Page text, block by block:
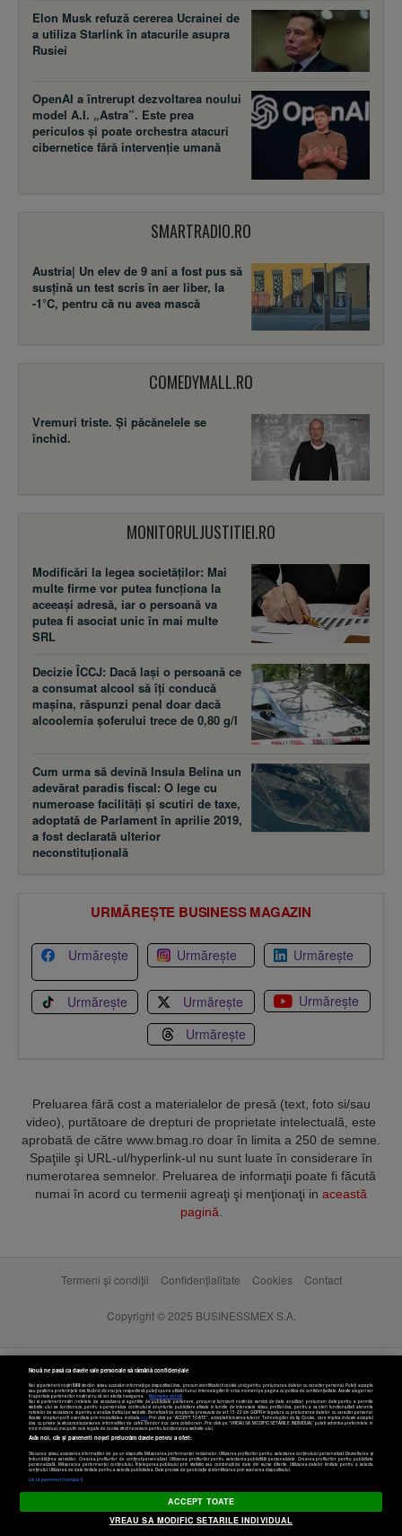
Elon Musk refuză cererea Ucrainei de
a utiliza Starlink în atacurile asupra
Rusiei
OpenAI a întrerupt dezvoltarea noului
model A.I. „Astra”. Este prea
periculos și poate orchestra atacuri
cibernetice fără intervenție umană
SMARTRADIO.RO
Austria| Un elev de 9 ani a fost pus să
susţină un test scris în aer liber, la
-1°C, pentru că nu avea mască
COMEDYMALL.RO
Vremuri triste. Şi păcănelele se
închid.
MONITORULJUSTITIEI.RO
Modificări la legea societăţilor: Mai
multe firme vor putea funcţiona la
aceeaşi adresă, iar o persoană va
putea fi asociat unic în mai multe
SRL
Decizie ÎCCJ: Dacă laşi o persoană ce
a consumat alcool să îţi conducă
maşina, răspunzi penal doar dacă
alcoolemia şoferului trece de 0,80 g/l
Cum urma să devină Insula Belina un
adevărat paradis fiscal: O lege cu
numeroase facilităţi şi scutiri de taxe,
adoptată de Parlament în aprilie 2019,
a fost declarată ulterior
neconstituţională
URMĂREȘTE BUSINESS MAGAZIN
Urmărește Urmărește Urmărește
Urmărește Urmărește
Urmărește
Urmărește
Preluarea fără cost a materialelor de presă (text, foto si/sau
video), purtătoare de drepturi de proprietate intelectuală, este
aprobată de către www.bmag.ro doar în limita a 250 de semne.
Spaţiile şi URL-ul/hyperlink-ul nu sunt luate în considerare în
numerotarea semnelor. Preluarea de informaţii poate fi făcută
numai în acord cu termenii agreaţi şi menţionaţi in această
pagină
Termeni și condiții Confidențialitate Cookies Contact
Copyright © 2025 BUSINESSMEX S.A.
Setări cookies
Nouă ne pasă ca datele tale personale să rămână confidențiale
Noi și partenerii noștri589stocăm și/sau accesăm informații pe dispozitivul dvs., precum identificatorii cookie unici pentru prelucrarea datelor cu caracter personal. Puteți accepta
sau gestiona preferințele dvs. făcând clic mai jos, respectiv vă puteți opune utilizării unui interes legitim în orice moment pe pagina cu politica de confidențialitate. Aceste alegeri vor
fi raportate partenerilor noștri și nu vă vor afecta navigarea.
Mai multe detalii
Noi si partenerii nostri (retelele de socializare si agentiile de publicitate partenere, precum si furnizorii nostri de servicii de date analitice) prelucram date pentru a permite
website-ului sa functioneze, pentru a personaliza continutul si anunturile publicitare afisate in functie de interesele si/sau profilul dvs., pentru a va oferi functionalitati aferente
retelelor de socializare si pentru a analiza traficul pe website. Beneficiati de drepturile prevazute de art. 15-22 din GDPR in legatura cu prelucrarea datelor cu caracter personal.
Aceste drepturi pot fi exercitate prin modalitatea indicataaici. Prin click pe “ACCEPT TOATE”, acceptati folosirea tuturor Tehnologiilor de tip Cookie, care implica inclusiv acceptul
dvs. cu privire la stocarea/accesarea informatiilor de catre Vendor-ii cu care colaboram. Prin click pe “VREAU SA MODIFIC SETARILE INDIVIDUAL” puteti schimba preferintele in
mod individual, mai putin cele legate de cookie strict necesare pentru functionarea website-ului.
Atât noi, cât și partenerii noștri prelucrăm datele pentru a oferi:
Stocarea și/sau accesarea informațiilor de pe un dispozitiv. Măsurarea performanței reclamelor. Utilizarea profilurilor pentru selectarea conținutului personalizat. Dezvoltarea și
îmbunătățirea serviciilor. Crearea profilurilor de conținut personalizat. Utilizarea profilurilor pentru selectarea publicității personalizate. Crearea profilurilor pentru publicitate
personalizată. Măsurarea performanței conținutului. Înțelegerea publicului prin statistici sau combinații de date din surse diferite. Utilizarea datelor limitate pentru a selecta
conținutul. Utilizarea de date limitate pentru a selecta publicitatea. Date precise de geolocație și identificarea prin scanarea dispozitivului.
Listă parteneri (furnizori)
ACCEPT TOATE
VREAU SA MODIFIC SETARILE INDIVIDUAL